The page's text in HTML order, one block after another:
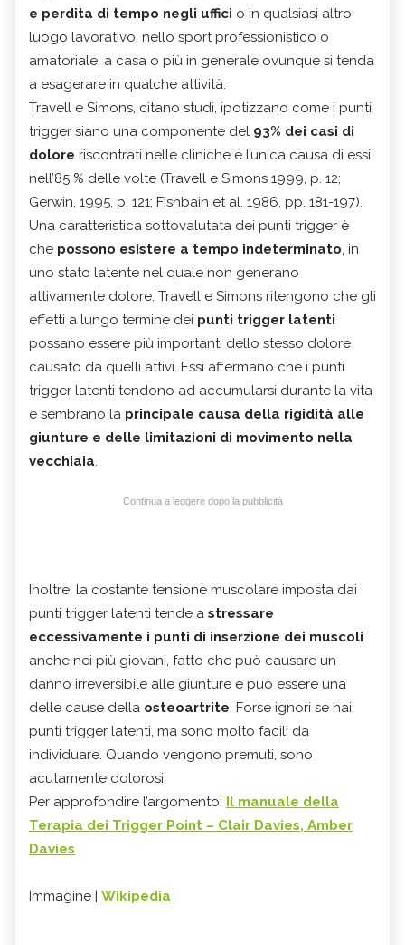
e perdita di tempo negli uffici o in qualsiasi altro
luogo lavorativo, nello sport professionistico o
amatoriale, a casa o più in generale ovunque si tenda
a esagerare in qualche attività.
Travell e Simons, citano studi, ipotizzano come i punti
trigger siano una componente del 93% dei casi di
dolore riscontrati nelle cliniche e l’unica causa di essi
nell’85 % delle volte (Travell e Simons 1999, p. 12;
Gerwin, 1995, p. 121; Fishbain et al. 1986, pp. 181-197).
Una caratteristica sottovalutata dei punti trigger è
che possono esistere a tempo indeterminato, in
uno stato latente nel quale non generano
attivamente dolore. Travell e Simons ritengono che gli
effetti a lungo termine dei punti trigger latenti
possano essere più importanti dello stesso dolore
causato da quelli attivi. Essi affermano che i punti
trigger latenti tendono ad accumularsi durante la vita
e sembrano la principale causa della rigidità alle
giunture e delle limitazioni di movimento nella
vecchiaia.
Continua a leggere dopo la pubblicità
Inoltre, la costante tensione muscolare imposta dai
punti trigger latenti tende a stressare
eccessivamente i punti di inserzione dei muscoli
anche nei più giovani, fatto che può causare un
danno irreversibile alle giunture e può essere una
delle cause della osteoartrite. Forse ignori se hai
punti trigger latenti, ma sono molto facili da
individuare. Quando vengono premuti, sono
acutamente dolorosi.
Per approfondire l’argomento: Il manuale della
Terapia dei Trigger Point – Clair Davies, Amber
Davies
Immagine | Wikipedia